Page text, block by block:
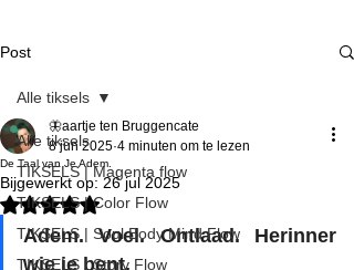
Post
Alle tiksels
TIKSELS | Magenta flow
TIKSELS | Color Flow
TIKSELS | Soul Body Mind Flow
TIKSELS | Story Flow
Alle tiksels
De Taal van Je Adem.
🦋aartje ten Bruggencate
8 jun 2025 4 minuten om te lezen
Bijgewerkt op:26 jul 2025
Beoordeeld met NaN uit 5 sterren.
Adem. Voel. Ontlaad. Herinner
wie je bent.